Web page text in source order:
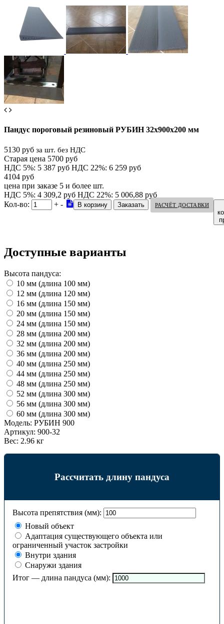
Пандус пороговый резиновый РУБИН 32х900х200 мм
5130 руб за шт. без НДС
Старая цена 5700 руб
НДС 5%: 5 387 руб НДС 22%: 6 259 руб
4104 руб
цена при заказе 5 и более шт.
НДС 5%: 4 309,2 руб НДС 22%: 5 006,88 руб
Кол-во:
+ - РАСЧЁТ ДОСТАВКИ
Доступные варианты
Высота пандуса:
10 мм (длина 100 мм)
12 мм (длина 120 мм)
16 мм (длина 150 мм)
20 мм (длина 150 мм)
24 мм (длина 150 мм)
28 мм (длина 200 мм)
32 мм (длина 200 мм)
36 мм (длина 200 мм)
40 мм (длина 250 мм)
44 мм (длина 250 мм)
48 мм (длина 250 мм)
52 мм (длина 300 мм)
56 мм (длина 300 мм)
60 мм (длина 300 мм)
Модель: РУБИН 900
Артикул: 900-32
Вес: 2.96 кг
Рассчитать длину пандуса
Высота препятствия (мм):
Новый объект
Адаптация существующего объекта или
ограниченный участок застройки
Внутри здания
Снаружи здания
Итог — длина пандуса (мм):